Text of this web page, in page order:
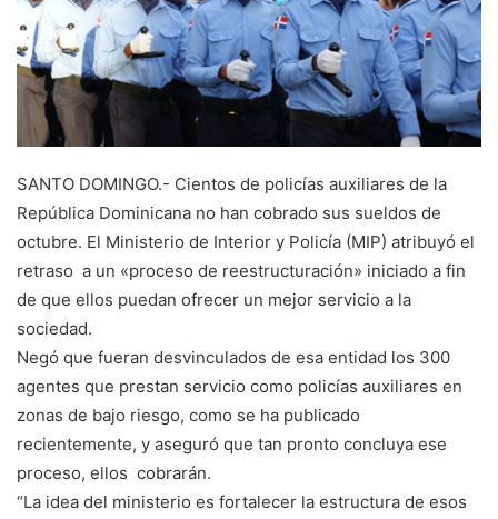
SANTO DOMINGO.- Cientos de policías auxiliares de la
República Dominicana no han cobrado sus sueldos de
octubre. El Ministerio de Interior y Policía (MIP) atribuyó el
retraso a un «proceso de reestructuración» iniciado a fin
de que ellos puedan ofrecer un mejor servicio a la
sociedad.
Negó que fueran desvinculados de esa entidad los 300
agentes que prestan servicio como policías auxiliares en
zonas de bajo riesgo, como se ha publicado
recientemente, y aseguró que tan pronto concluya ese
proceso, ellos cobrarán.
“La idea del ministerio es fortalecer la estructura de esos